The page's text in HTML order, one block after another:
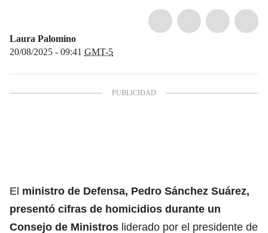
Laura Palomino
20/08/2025 - 09:41 GMT-5
El ministro de Defensa, Pedro Sánchez Suárez,
presentó cifras de homicidios durante un
Consejo de Ministros liderado por el presidente de